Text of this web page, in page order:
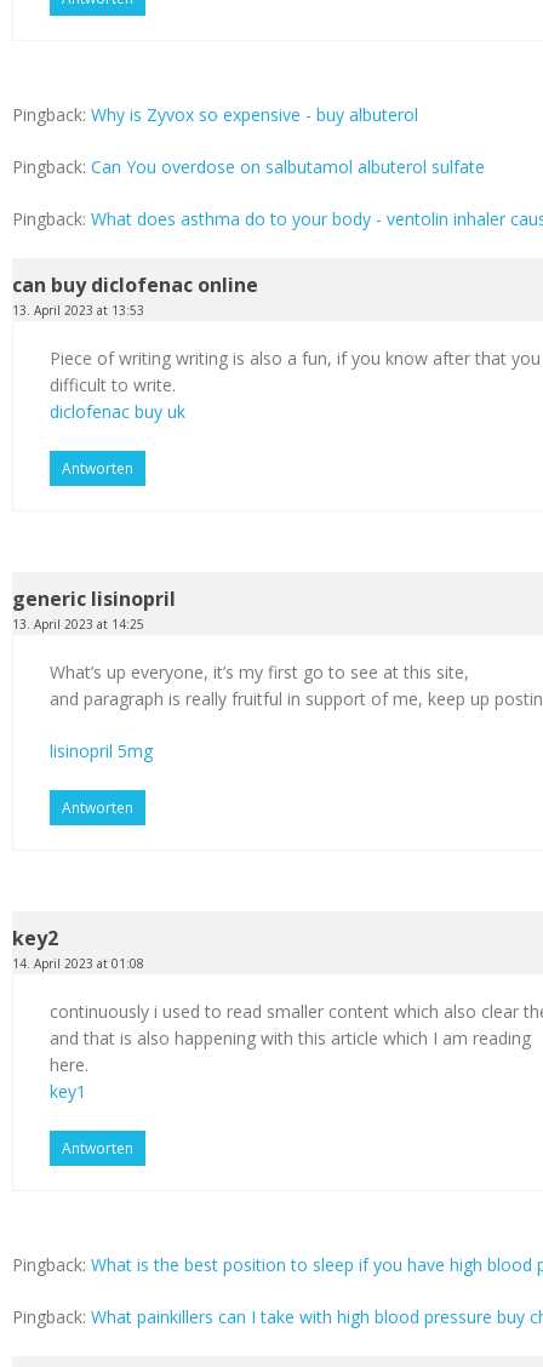
Pingback: Why is Zyvox so expensive - buy albuterol
Pingback: Can You overdose on salbutamol albuterol sulfate
Pingback: What does asthma do to your body - ventolin inhaler
can buy diclofenac online
13. April 2023 at 13:53
Piece of writing writing is also a fun, if you know after that
difficult to write.
diclofenac buy uk
Antworten
generic lisinopril
13. April 2023 at 14:25
What’s up everyone, it’s my first go to see at this site,
and paragraph is really fruitful in support of me, keep up
lisinopril 5mg
Antworten
key2
14. April 2023 at 01:08
continuously i used to read smaller content which also clear
and that is also happening with this article which I am reading
here.
key1
Antworten
Pingback: What is the best position to sleep if you have high blood
Pingback: What painkillers can I take with high blood pressure buy